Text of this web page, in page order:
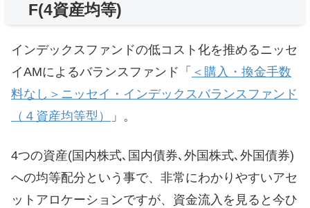
F(4資産均等)
インデックスファンドの低コスト化を推めるニッセ
イAMによるバランスファンド「 ＜購入・換金手数
料なし＞ニッセイ・インデックスバランスファンド
（４資産均等型）
」。
4つの資産(国内株式､国内債券､外国株式､外国債券)
への均等配分という事で、非常にわかりやすいアセ
ットアロケーションですが、資金流入を見ると今ひ